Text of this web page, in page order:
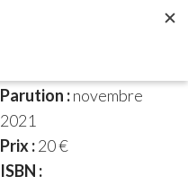
Parution :novembre
2021
Prix :20 €
ISBN :